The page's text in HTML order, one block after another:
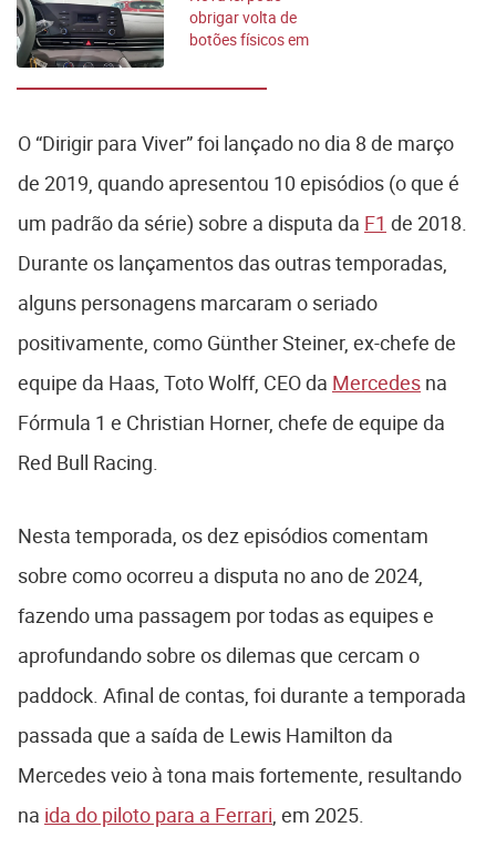
obrigar volta de
botões físicos em
O “Dirigir para Viver” foi lançado no dia 8 de março
de 2019, quando apresentou 10 episódios (o que é
um padrão da série) sobre a disputa da F1 de 2018.
Durante os lançamentos das outras temporadas,
alguns personagens marcaram o seriado
positivamente, como Günther Steiner, ex-chefe de
equipe da Haas, Toto Wolff, CEO da Mercedes na
Fórmula 1 e Christian Horner, chefe de equipe da
Red Bull Racing.
Nesta temporada, os dez episódios comentam
sobre como ocorreu a disputa no ano de 2024,
fazendo uma passagem por todas as equipes e
aprofundando sobre os dilemas que cercam o
paddock. Afinal de contas, foi durante a temporada
passada que a saída de Lewis Hamilton da
Mercedes veio à tona mais fortemente, resultando
na ida do piloto para a Ferrari , em 2025.